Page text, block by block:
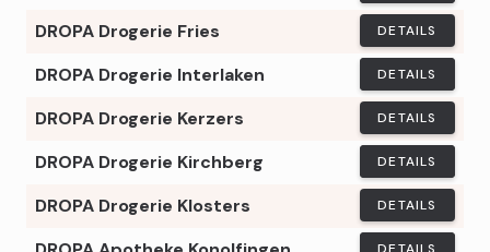
DROPA Drogerie Fries DETAILS
DROPA Drogerie Interlaken DETAILS
DROPA Drogerie Kerzers DETAILS
DROPA Drogerie Kirchberg DETAILS
DROPA Drogerie Klosters DETAILS
DETAILS